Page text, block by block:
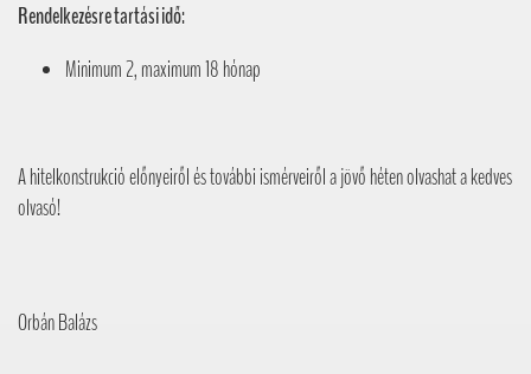
Rendelkezésre tartási idő:
Minimum 2, maximum 18 hónap
A hitelkonstrukció előnyeiről és további ismérveiről a jövő héten olvashat a kedves
olvasó!
Orbán Balázs